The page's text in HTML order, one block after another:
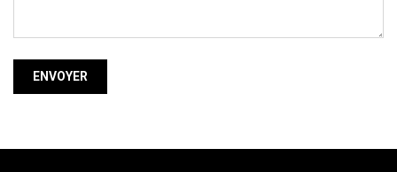
ENVOYER